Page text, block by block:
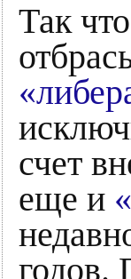
Так что
счет
еще и
годов.